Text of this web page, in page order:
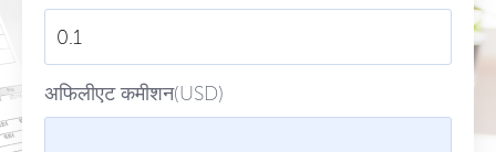
अफिलीएट कमीशन(USD)